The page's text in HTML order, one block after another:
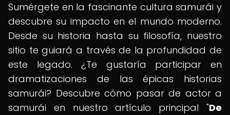
Sumérgete en la fascinante cultura samurái y
descubre su impacto en el mundo moderno.
Desde su historia hasta su filosofía, nuestro
sitio te guiará a través de la profundidad de
este legado. ¿Te gustaría participar en
dramatizaciones de las épicas historias
samurái? Descubre cómo pasar de actor a
samurái en nuestro artículo principal "De